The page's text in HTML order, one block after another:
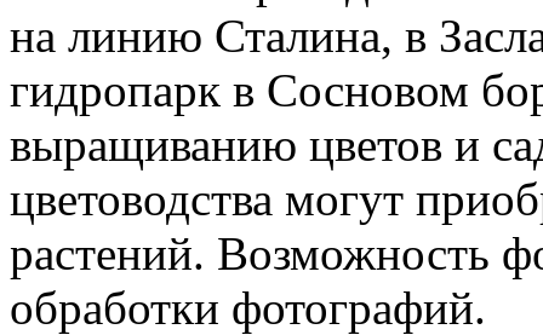
на линию Сталина, в
гидропарк в Сосновом
выращиванию цветов и
цветоводства могут
растений. Возможность
обработки фотографий.